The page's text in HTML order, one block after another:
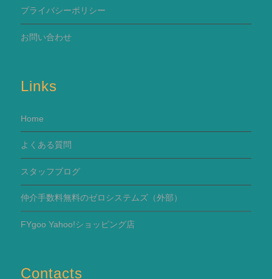
プライバシーポリシー
お問い合わせ
Links
Home
よくある質問
スタッフブログ
仲介手数料無料のゼロシステムズ（外部）
FYgoo Yahoo!ショッピング店
Contacts